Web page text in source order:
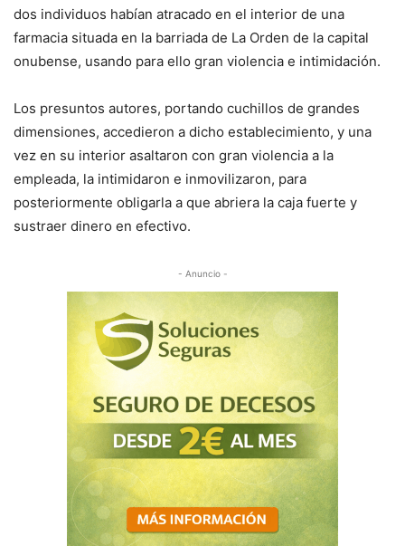
dos individuos habían atracado en el interior de una
farmacia situada en la barriada de La Orden de la capital
onubense, usando para ello gran violencia e intimidación.
Los presuntos autores, portando cuchillos de grandes
dimensiones, accedieron a dicho establecimiento, y una
vez en su interior asaltaron con gran violencia a la
empleada, la intimidaron e inmovilizaron, para
posteriormente obligarla a que abriera la caja fuerte y
sustraer dinero en efectivo.
- Anuncio -